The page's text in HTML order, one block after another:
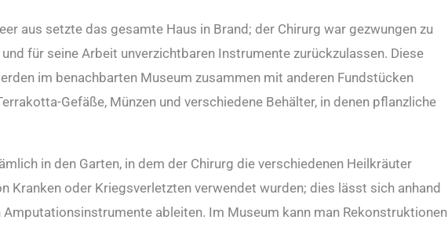
aus setzte das gesamte Haus in Brand; der Chirurg war gezwungen zu
für seine Arbeit unverzichtbaren Instrumente zurückzulassen. Diese
im benachbarten Museum zusammen mit anderen Fundstücken
Gefäße, Münzen und verschiedene Behälter, in denen pflanzliche
in den Garten, in dem der Chirurg die verschiedenen Heilkräuter
Kranken oder Kriegsverletzten verwendet wurden; dies lässt sich anhand
ableiten. Im Museum kann man Rekonstruktionen